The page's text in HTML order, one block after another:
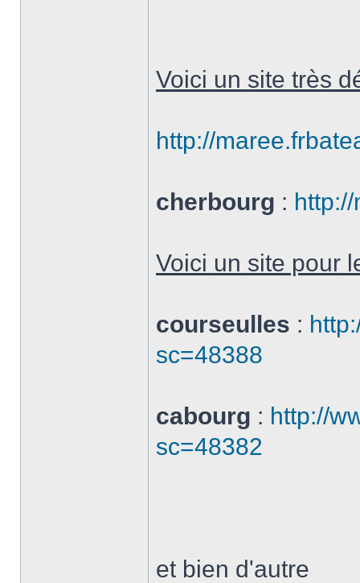
Voici un site très
http://
cherbourg :
Voici un site pour
courseulles :
sc=48388
cabourg : http://
sc=48382
et bien d'autre